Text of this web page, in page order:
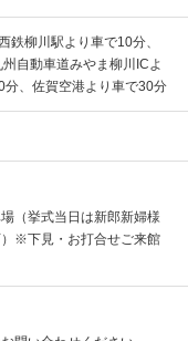
鉄柳川駅より車で10分、
自動車道みやま柳川ICよ
分、佐賀空港より車で30分
（挙式当日は新郎新婦様
※下見・お打合せご来館